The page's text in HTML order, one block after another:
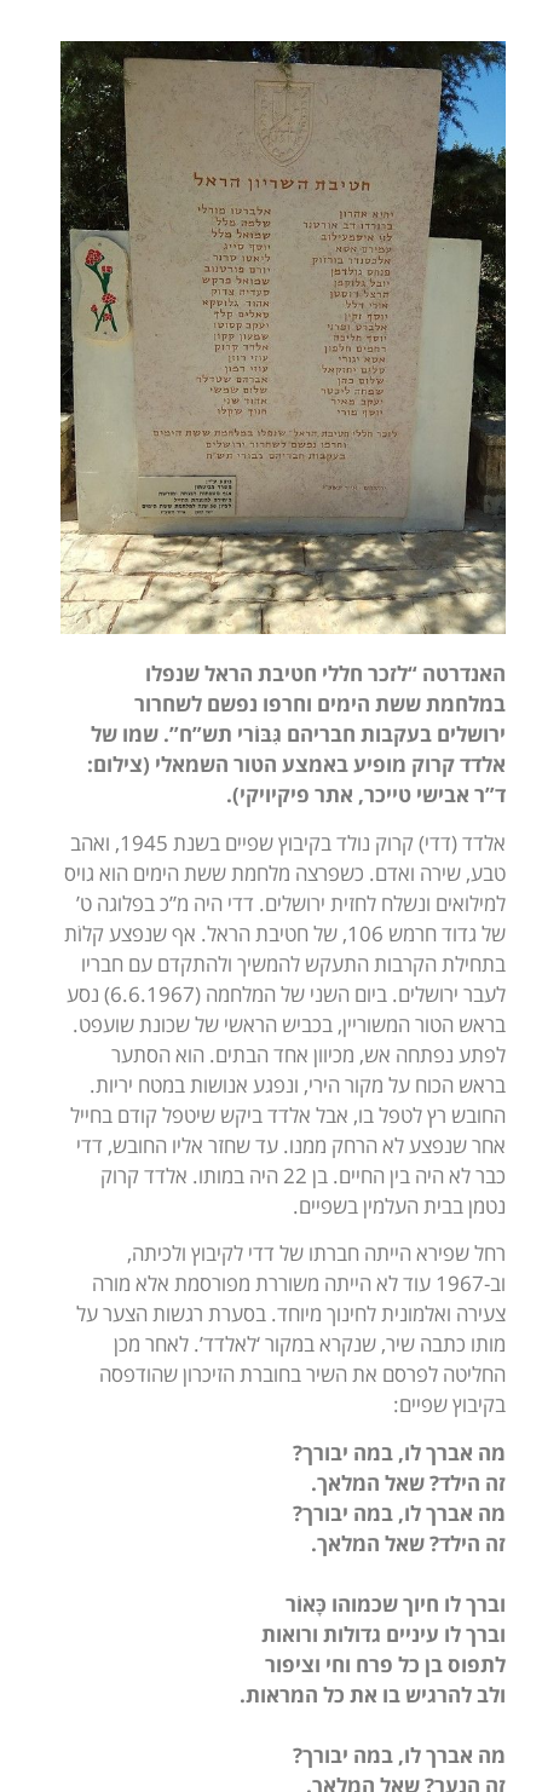
האנדרטה “לזכר חללי חטיבת הראל שנפלו
במלחמת ששת הימים וחרפו נפשם לשחרור
ירושלים בעקבות חבריהם גִּבּוֹרי תש”ח”. שמו של
אלדד קרוק מופיע באמצע הטור השמאלי (צילום:
ד”ר אבישי טייכר, אתר פיקיויקי).
אלדד (דדי) קרוק נולד בקיבוץ שפיים בשנת 1945, ואהב
טבע, שירה ואדם. כשפרצה מלחמת ששת הימים הוא גויס
למילואים ונשלח לחזית ירושלים. דדי היה מ”כ בפלוגה ט’
של גדוד חרמש 106, של חטיבת הראל. אף שנפצע קלוֹת
בתחילת הקרבות התעקש להמשיך ולהתקדם עם חבריו
לעבר ירושלים. ביום השני של המלחמה (6.6.1967) נסע
בראש הטור המשוריין, בכביש הראשי של שכונת שועפט.
לפתע נפתחה אש, מכיוון אחד הבתים. הוא הסתער
בראש הכוח על מקור הירי, ונפגע אנושות במטח יריות.
החובש רץ לטפל בו, אבל אלדד ביקש שיטפל קודם בחייל
אחר שנפצע לא הרחק ממנו. עד שחזר אליו החובש, דדי
כבר לא היה בין החיים. בן 22 היה במותו. אלדד קרוק
נטמן בבית העלמין בשפיים.
רחל שפירא הייתה חברתו של דדי לקיבוץ ולכיתה,
וב-1967 עוד לא הייתה משוררת מפורסמת אלא מורה
צעירה ואלמונית לחינוך מיוחד. בסערת רגשות הצער על
מותו כתבה שיר, שנקרא במקור ‘לאלדד’. לאחר מכן
החליטה לפרסם את השיר בחוברת הזיכרון שהודפסה
בקיבוץ שפיים:
מה אברך לו, במה יבורך?
זה הילד? שאל המלאך.
מה אברך לו, במה יבורך?
זה הילד? שאל המלאך.
וברך לו חיוך שכמוהו כָּאוֹר
וברך לו עיניים גדולות ורואות
לתפוס בן כל פרח וחי וציפור
ולב להרגיש בו את כל המראות.
מה אברך לו, במה יבורך?
זה הנער? שאל המלאך.